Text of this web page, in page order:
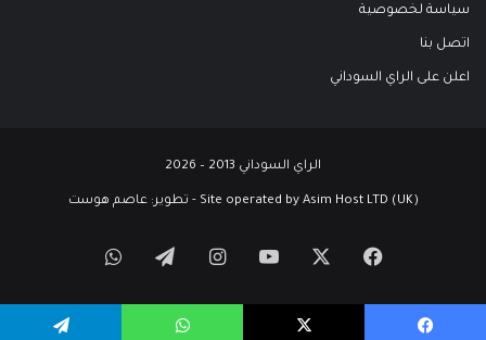
سياسة لخصوصية
اتصل بنا
اعلن على الراي السوداني
الراي السوداني 2013 – 2026
Site operated by Asim Host LTD (UK) - تطوير: عاصم هوست
فيسبوك ‫YouTubeانستقرامتيلقرامواتساب